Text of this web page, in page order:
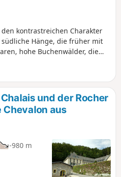
kontrastreichen Charakter
Hänge, die früher mit
hohe Buchenwälder, die
Sie einen alten
Er führt Sie zur industriellen
die durch den Betrieb der
war. Wanderweg Nr. 10 der
Chartreuse. Dieser Weg birgt
typischen Gegehen
Bäume, Steinschlag
und der Rocher
Chevalon aus
-980 m